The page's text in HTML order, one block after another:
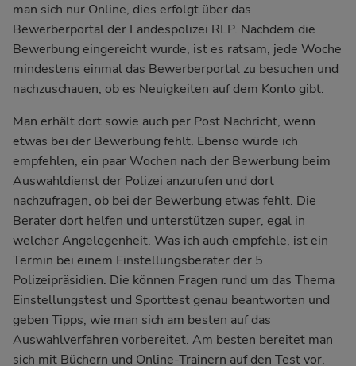
man sich nur Online, dies erfolgt über das
Bewerberportal der Landespolizei RLP. Nachdem die
Bewerbung eingereicht wurde, ist es ratsam, jede Woche
mindestens einmal das Bewerberportal zu besuchen und
nachzuschauen, ob es Neuigkeiten auf dem Konto gibt.
Man erhält dort sowie auch per Post Nachricht, wenn
etwas bei der Bewerbung fehlt. Ebenso würde ich
empfehlen, ein paar Wochen nach der Bewerbung beim
Auswahldienst der Polizei anzurufen und dort
nachzufragen, ob bei der Bewerbung etwas fehlt. Die
Berater dort helfen und unterstützen super, egal in
welcher Angelegenheit. Was ich auch empfehle, ist ein
Termin bei einem Einstellungsberater der 5
Polizeipräsidien. Die können Fragen rund um das Thema
Einstellungstest und Sporttest genau beantworten und
geben Tipps, wie man sich am besten auf das
Auswahlverfahren vorbereitet. Am besten bereitet man
sich mit Büchern und Online-Trainern auf den Test vor.